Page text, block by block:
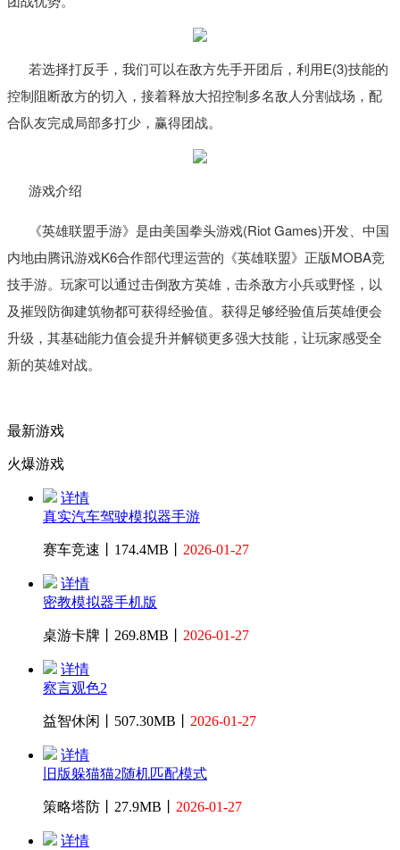
若选择打反手，我们可以在敌方先手开团后，利用E(3)技能的
控制阻断敌方的切入，接着释放大招控制多名敌人分割战场，配
合队友完成局部多打少，赢得团战。
游戏介绍
《英雄联盟手游》是由美国拳头游戏(Riot Games)开发、中国
内地由腾讯游戏K6合作部代理运营的《英雄联盟》正版MOBA竞
技手游。玩家可以通过击倒敌方英雄，击杀敌方小兵或野怪，以
及摧毁防御建筑物都可获得经验值。获得足够经验值后英雄便会
升级，其基础能力值会提升并解锁更多强大技能，让玩家感受全
新的英雄对战。
最新游戏
火爆游戏
详情
真实汽车驾驶模拟器手游
赛车竞速丨174.4MB丨 2026-01-27
详情
密教模拟器手机版
桌游卡牌丨269.8MB丨 2026-01-27
详情
察言观色2
益智休闲丨507.30MB丨 2026-01-27
详情
旧版躲猫猫2随机匹配模式
策略塔防丨27.9MB丨 2026-01-27
详情